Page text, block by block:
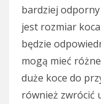
bardziej
jest rozmiar
będzie
mogą mieć
duże koce do
również zwrócić